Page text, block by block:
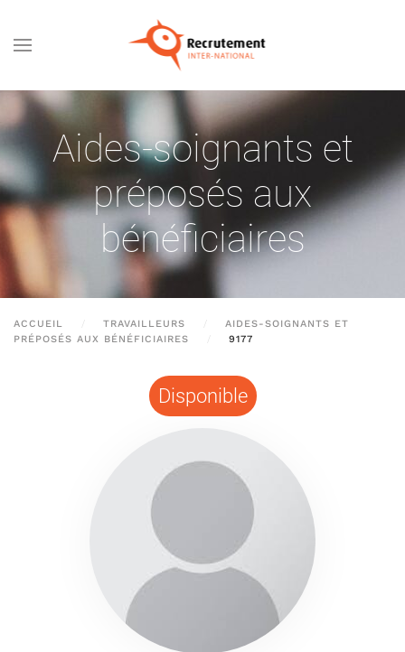
Passer au contenu principal
Aides-soignants et
préposés aux
bénéficiaires
ACCUEIL TRAVAILLEURS
AIDES-SOIGNANTS ET
PRÉPOSÉS AUX BÉNÉFICIAIRES
9177
Disponible